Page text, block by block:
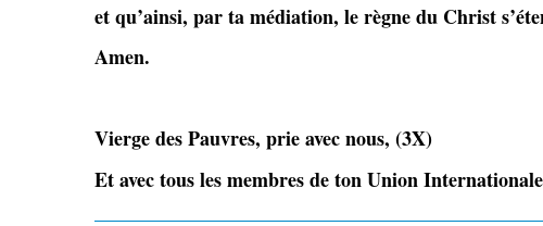
et qu’ainsi, par ta médiation, le règne du Christ
Amen.
Vierge des Pauvres, prie avec nous, (3X)
Et avec tous les membres de ton Union